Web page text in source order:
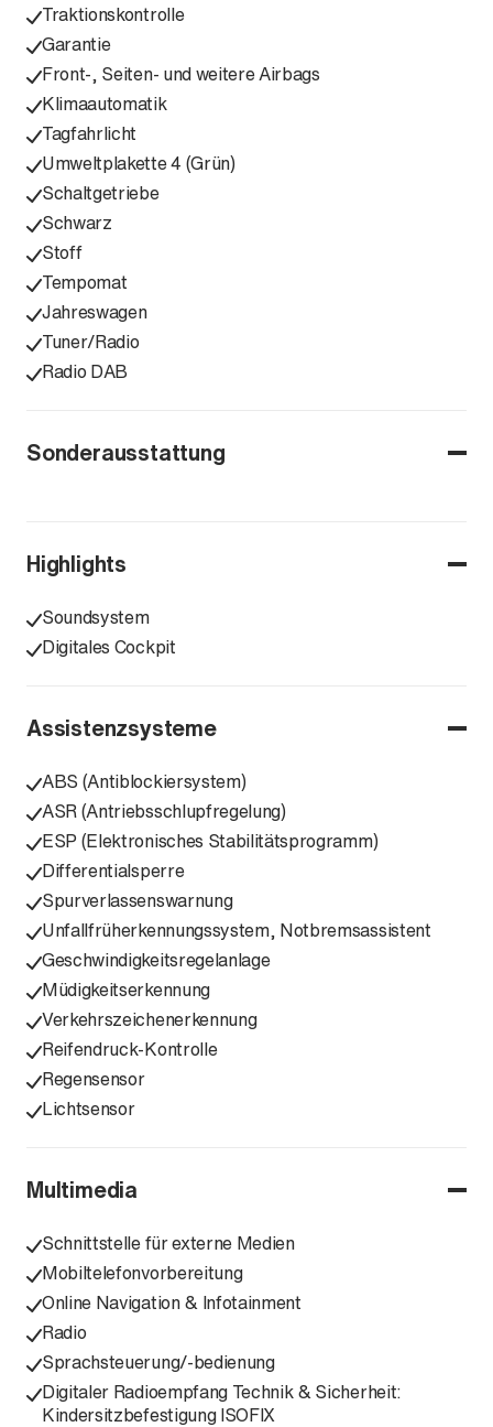
Traktionskontrolle
Garantie
Front-, Seiten- und weitere Airbags
Klimaautomatik
Tagfahrlicht
Umweltplakette 4 (Grün)
Schaltgetriebe
Schwarz
Stoff
Tempomat
Jahreswagen
Tuner/Radio
Radio DAB
Sonderausstattung
Highlights
Soundsystem
Digitales Cockpit
Assistenzsysteme
ABS (Antiblockiersystem)
ASR (Antriebsschlupfregelung)
ESP (Elektronisches Stabilitätsprogramm)
Differentialsperre
Spurverlassenswarnung
Unfallfrüherkennungssystem, Notbremsassistent
Geschwindigkeitsregelanlage
Müdigkeitserkennung
Verkehrszeichenerkennung
Reifendruck-Kontrolle
Regensensor
Lichtsensor
Multimedia
Schnittstelle für externe Medien
Mobiltelefonvorbereitung
Online Navigation & Infotainment
Radio
Sprachsteuerung/-bedienung
Digitaler Radioempfang Technik & Sicherheit:
Kindersitzbefestigung ISOFIX